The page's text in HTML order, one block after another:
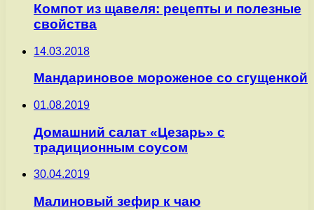
Компот из щавеля: рецепты и полезные
свойства
14.03.2018
Мандариновое мороженое со сгущенкой
01.08.2019
Домашний салат «Цезарь» с
традиционным соусом
30.04.2019
Малиновый зефир к чаю